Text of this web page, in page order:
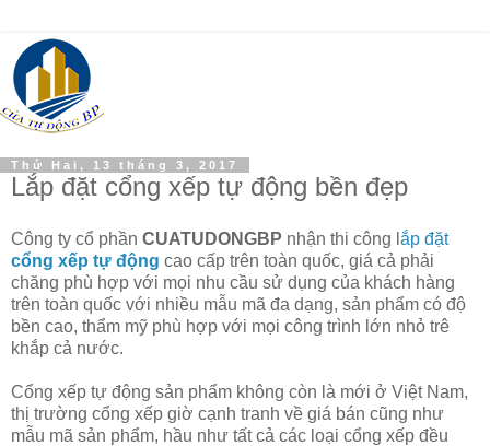
Thứ Hai, 13 tháng 3, 2017
Lắp đặt cổng xếp tự động bền đẹp
Công ty cổ phần CUATUDONGBP nhận thi công l ắp đặt
cổng xếp tự động cao cấp trên toàn quốc, giá cả phải
chăng phù hợp với mọi nhu cầu sử dụng của khách hàng
trên toàn quốc với nhiều mẫu mã đa dạng, sản phẩm có độ
bền cao, thẩm mỹ phù hợp với mọi công trình lớn nhỏ trê
khắp cả nước.
Cổng xếp tự động sản phẩm không còn là mới ở Việt Nam,
thị trường cổng xếp giờ cạnh tranh về giá bán cũng như
mẫu mã sản phẩm, hầu như tất cả các loại cổng xếp đều